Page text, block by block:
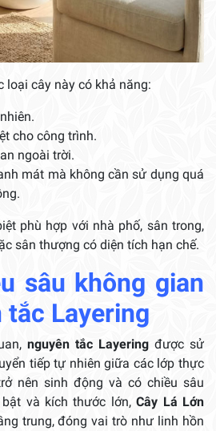
loại cây này có khả năng:
cho công trình.
ngoài trời.
mát mà không cần sử dụng quá
phù hợp với nhà phố, sân trong,
sân thượng có diện tích hạn chế.
sâu không gian
tắc Layering
nguyên tắc Layering được sử
tiếp tự nhiên giữa các lớp thực
nên sinh động và có chiều sâu
và kích thước lớn,Cây Lá Lớn
trung, đóng vai trò như linh hồn